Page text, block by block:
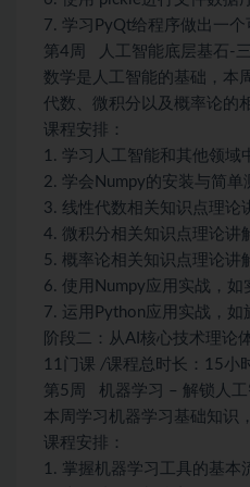
7. 学习PyQt给程序做出一
第4周 人工智能底层基石-
数学是人工智能的基础，本
代数、微积分以及概率论的
课程安排：
1. 学习人工智能和其他领域
2. 学会Numpy的安装与简单
3. 线性代数相关知识点理论
4. 微积分相关知识点理论讲
5. 概率论相关知识点理论讲
6. 使用Numpy应用实战，
7. 运用Python应用实战，
阶段二：从AI核心技术理论
11门课 /课程总时长：15小
第5周 机器学习 – 解锁人工
本周学习机器学习基础知识
课程安排：
1. 掌握机器学习工具的基本